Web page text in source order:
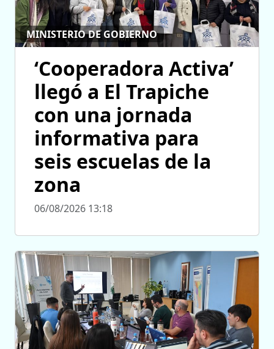
MINISTERIO DE GOBIERNO
‘Cooperadora Activa’
llegó a El Trapiche
con una jornada
informativa para
seis escuelas de la
zona
06/08/2026 13:18